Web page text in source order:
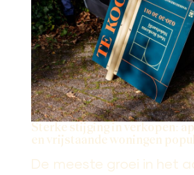
Sterke stijging in verkopen:
en vrijstaande woningen
De meeste groei in het